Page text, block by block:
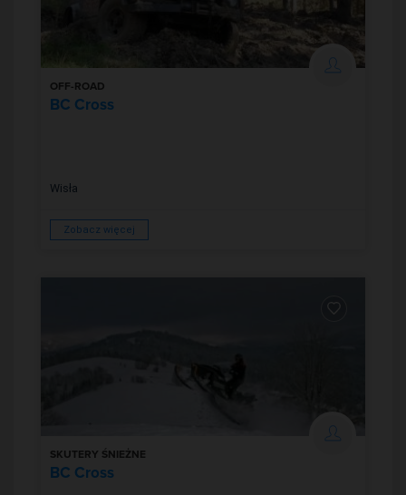
OFF-ROAD
BC Cross
Wisła
Zobacz więcej
SKUTERY ŚNIEŻNE
BC Cross